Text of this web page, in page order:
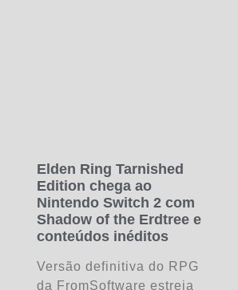
Elden Ring Tarnished
Edition chega ao
Nintendo Switch 2 com
Shadow of the Erdtree e
conteúdos inéditos
Versão definitiva do RPG
da FromSoftware estreia